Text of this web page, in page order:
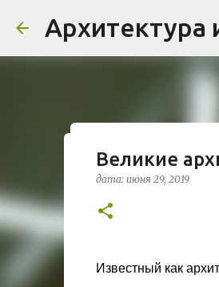
Архитектура
Проект
Жардена»
дата:
бюро Vincent
районе Cité
Великие
дата: июня 29, 2019
Известный как